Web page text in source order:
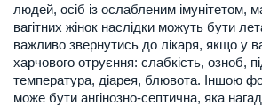
людей, осіб із ослабленим імунітетом,
вагітних жінок наслідки можуть бути
важливо звернутись до лікаря, якщо у
харчового отруєння: слабкість, озноб,
температура, діарея, блювота. Іншою
може бути ангінозно-септична, яка